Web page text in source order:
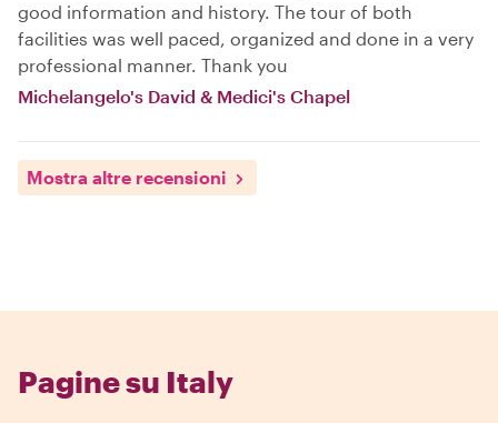
good information and history. The tour of both
facilities was well paced, organized and done in a very
professional manner. Thank you
Michelangelo's David & Medici's Chapel
Mostra altre recensioni
Pagine su Italy